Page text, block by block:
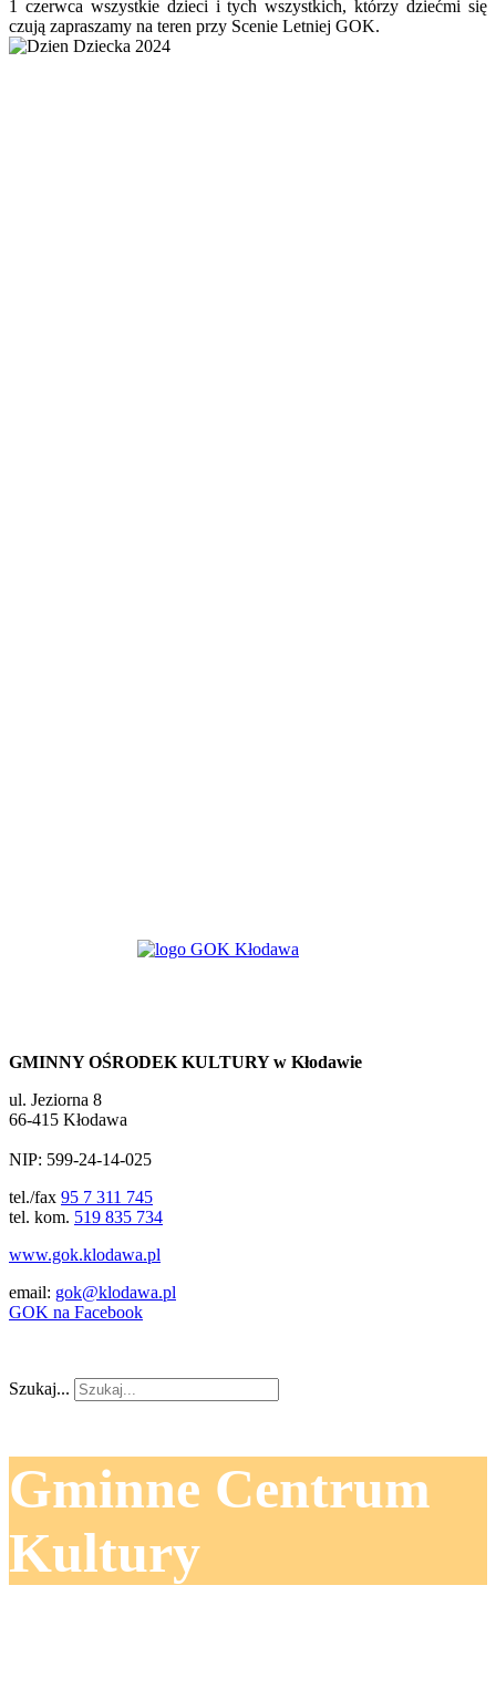
1 czerwca wszystkie dzieci i tych wszystkich, którzy dziećmi się
czują zapraszamy na teren przy Scenie Letniej GOK.
GMINNY OŚRODEK KULTURY w Kłodawie
ul. Jeziorna 8
66-415 Kłodawa
NIP: 599-24-14-025
tel./fax 95 7 311 745
tel. kom. 519 835 734
www.gok.klodawa.pl
email: gok@klodawa.pl
GOK na Facebook
Szukaj...
Gminne Centrum
Kultury